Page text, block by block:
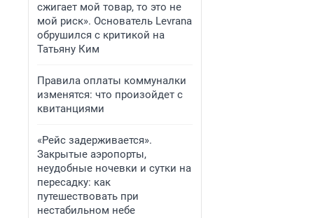
сжигает мой товар, то это не
мой риск». Основатель Levrana
обрушился с критикой на
Татьяну Ким
Правила оплаты коммуналки
изменятся: что произойдет с
квитанциями
«Рейс задерживается».
Закрытые аэропорты,
неудобные ночевки и сутки на
пересадку: как
путешествовать при
нестабильном небе